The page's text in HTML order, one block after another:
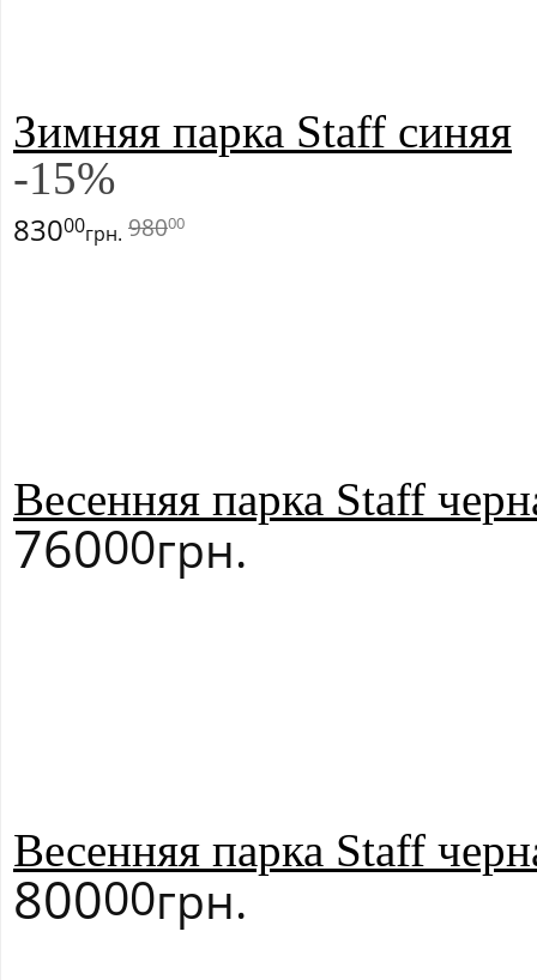
Зимняя парка Staff синяя
-15%
98000
83000грн.
Весенняя парка Staff
76000грн.
Весенняя парка Staff
80000грн.